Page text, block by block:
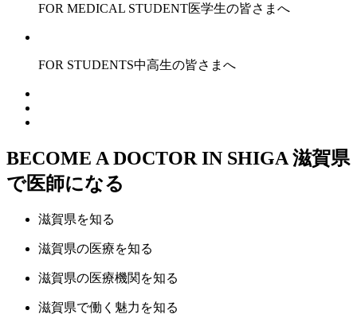
FOR MEDICAL STUDENT医学生の皆さまへ
FOR STUDENTS中高生の皆さまへ
BECOME A DOCTOR IN SHIGA 滋賀県
で医師になる
滋賀県を知る
滋賀県の医療を知る
滋賀県の医療機関 を知る
滋賀県で働く魅力 を知る